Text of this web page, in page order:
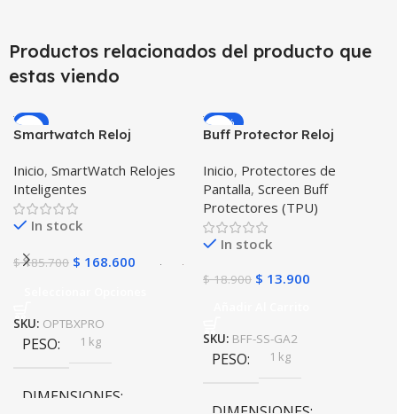
Productos relacionados del producto que
estas viendo
-9%
Smartwatch Reloj
BAND X PRO™
(Smartwatch p70)
Compatible Android IOS
Inicio, SmartWatch Relojes
Inteligentes
In stock
$185.700 $ 168.600
SKU: OPTBXPRO
PESO 1 kg
DIMENSIONES
-26%
Buff Protector Reloj
Samsung Galaxy Watch
Active 2
Inicio, Protectores de
Pantalla, Screen Buff
Protectores (TPU)
In stock
$18.900 $ 13.900
SKU: BFF-SS-GA2
PESO 1 kg